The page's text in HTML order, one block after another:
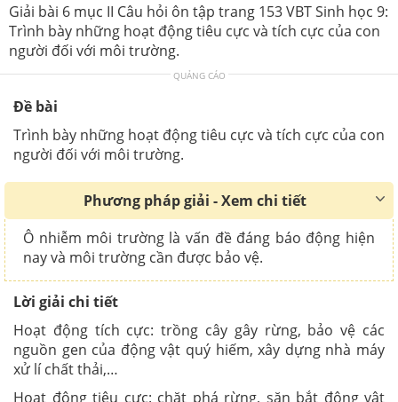
Giải bài 6 mục II Câu hỏi ôn tập trang 153 VBT Sinh học 9:
Trình bày những hoạt động tiêu cực và tích cực của con
người đối với môi trường.
QUẢNG CÁO
Đề bài
Trình bày những hoạt động tiêu cực và tích cực của con
người đối với môi trường.
Phương pháp giải - Xem chi tiết
Ô nhiễm môi trường là vấn đề đáng báo động hiện
nay và môi trường cần được bảo vệ.
Lời giải chi tiết
Hoạt động tích cực: trồng cây gây rừng, bảo vệ các
nguồn gen của động vật quý hiếm, xây dựng nhà máy
xử lí chất thải,…
Hoạt động tiêu cực: chặt phá rừng, săn bắt động vật